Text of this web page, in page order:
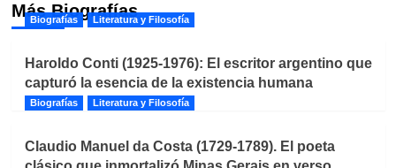
Más Biografías
Biografías Literatura y Filosofía
Haroldo Conti (1925-1976): El escritor argentino que
capturó la esencia de la existencia humana
Biografías Literatura y Filosofía
Claudio Manuel da Costa (1729-1789). El poeta